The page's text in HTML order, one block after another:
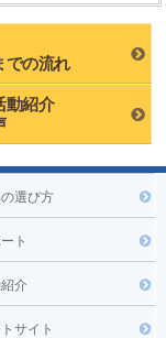
での流れ
動紹介
選び方
ト
介
サイト